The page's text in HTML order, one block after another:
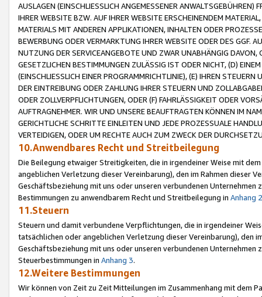
AUSLAGEN (EINSCHLIESSLICH ANGEMESSENER
IHRER WEBSITE BZW. AUF IHRER WEBSITE ERSCHEINENDEM
MATERIALS MIT ANDEREN APPLIKATIONEN, INHALTEN ODER
BEWERBUNG ODER VERMARKTUNG IHRER WEBSITE ODER DES GGF.
NUTZUNG DER SERVICEANGEBOTE UND ZWAR UNABHÄNGIG
GESETZLICHEN BESTIMMUNGEN ZULÄSSIG IST ODER NICHT, (D)
(EINSCHLIESSLICH EINER PROGRAMMRICHTLINIE), (E) IHREN
DER EINTREIBUNG ODER ZAHLUNG IHRER STEUERN UND
ODER ZOLLVERPFLICHTUNGEN, ODER (F) FAHRLÄSSIGKEIT ODER
AUFTRAGNEHMER. WIR UND UNSERE BEAUFTRAGTEN KÖNNEN IM
GERICHTLICHE SCHRITTE EINLEITEN UND JEDE PROZESSUALE
VERTEIDIGEN, ODER UM RECHTE AUCH ZUM ZWECK DER
10.Anwendbares Recht und Streitbeilegung
Die Beilegung etwaiger Streitigkeiten, die in irgendeiner Weise mit
angeblichen Verletzung dieser Vereinbarung), den im Rahmen dieser
Geschäftsbeziehung mit uns oder unseren verbundenen
Bestimmungen zu anwendbarem Recht und Streitbeilegung in Anhang 2
11.Steuern
Steuern und damit verbundene Verpflichtungen, die in irgendeiner
tatsächlichen oder angeblichen Verletzung dieser Vereinbarung), den
Geschäftsbeziehung mit uns oder unseren verbundenen
Steuerbestimmungen in Anhang 3.
12.Weitere Bestimmungen
Wir können von Zeit zu Zeit Mitteilungen im Zusammenhang mit dem